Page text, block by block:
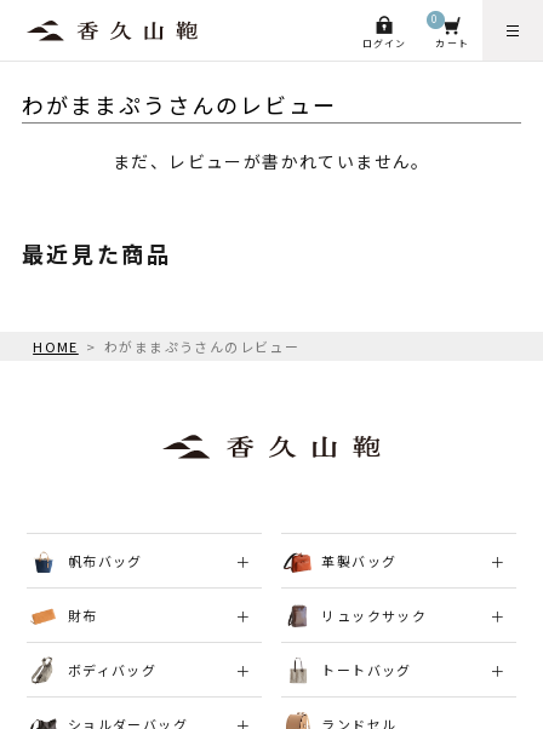
ログイン カート
0
わがままぷうさんのレビュー
まだ、レビューが書かれていません。
最近見た商品
HOME わがままぷうさんのレビュー
帆布バッグ 革製バッグ
財布 リュックサック
ボディバッグ トートバッグ
ショルダーバッグ ランドセル